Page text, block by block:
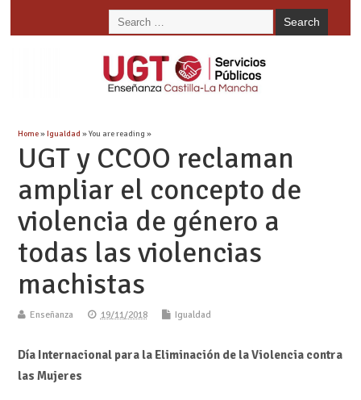
Home»Igualdad » You are reading »
UGT y CCOO reclaman
ampliar el concepto de
violencia de género a
todas las violencias
machistas
Enseñanza 19/11/2018 Igualdad
Día Internacional para la Eliminación de la Violencia contra
las Mujeres